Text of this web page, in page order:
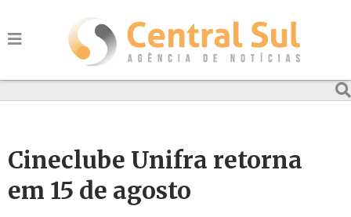
Cineclube Unifra retorna
em 15 de agosto